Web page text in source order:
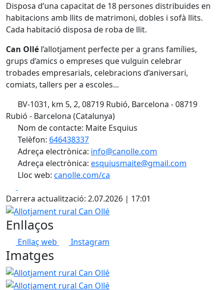
Disposa d’una capacitat de 18 persones distribuïdes en
habitacions amb llits de matrimoni, dobles i sofà llits.
Cada habitació disposa de roba de llit.
Can Ollé l’allotjament perfecte per a grans famílies,
grups d’amics o empreses que vulguin celebrar
trobades empresarials, celebracions d’aniversari,
comiats, tallers per a escoles...
BV-1031, km 5, 2, 08719 Rubió, Barcelona - 08719
Rubió - Barcelona (Catalunya)
Nom de contacte: Maite Esquius
Telèfon: 646438337
Adreça electrònica: info@canolle.com
Adreça electrònica: esquiusmaite@gmail.com
Lloc web: canolle.com/ca
Darrera actualització: 2.07.2026 | 17:01
Allotjament rural Can Ollé
Enllaços
Enllaç web Instagram
Imatges
Allotjament rural Can Ollé
Allotjament rural Can Ollé
Allotjament rural Can Ollé